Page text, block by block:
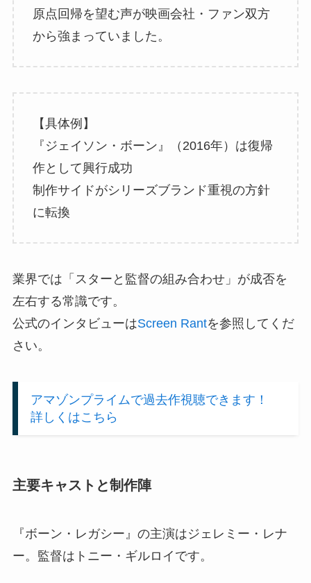
原点回帰を望む声が映画会社・ファン双方
から強まっていました。
【具体例】
『ジェイソン・ボーン』（2016年）は復帰
作として興行成功
制作サイドがシリーズブランド重視の方針
に転換
業界では「スターと監督の組み合わせ」が成否を
左右する常識です。
公式のインタビューはScreen Rantを参照してくだ
さい。
アマゾンプライムで過去作視聴できます！
詳しくはこちら
主要キャストと制作陣
『ボーン・レガシー』の主演はジェレミー・レナ
ー。監督はトニー・ギルロイです。